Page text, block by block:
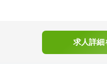
求人詳細